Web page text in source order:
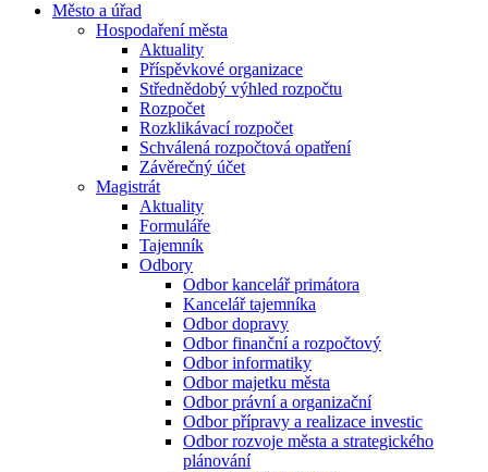
Město a úřad
Hospodaření města
Aktuality
Příspěvkové organizace
Střednědobý výhled rozpočtu
Rozpočet
Rozklikávací rozpočet
Schválená rozpočtová opatření
Závěrečný účet
Magistrát
Aktuality
Formuláře
Tajemník
Odbory
Odbor kancelář primátora
Kancelář tajemníka
Odbor dopravy
Odbor finanční a rozpočtový
Odbor informatiky
Odbor majetku města
Odbor právní a organizační
Odbor přípravy a realizace investic
Odbor rozvoje města a strategického
plánování